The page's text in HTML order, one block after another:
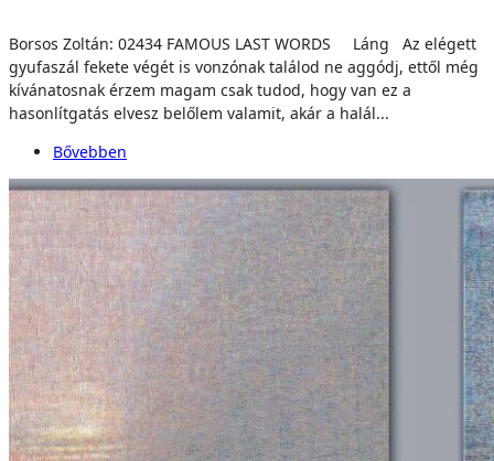
Borsos Zoltán: 02434 FAMOUS LAST WORDS Láng Az elégett
gyufaszál fekete végét is vonzónak találod ne aggódj, ettől még
kívánatosnak érzem magam csak tudod, hogy van ez a
hasonlítgatás elvesz belőlem valamit, akár a halál...
Bővebben